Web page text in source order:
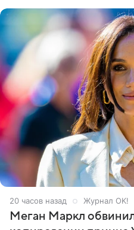
20 часов назад Журнал OK!
Меган Маркл